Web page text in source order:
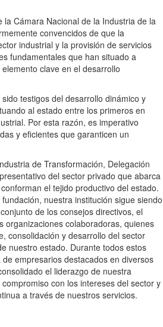
la Cámara Nacional de la Industria de la
convencidos de que la
industrial y la provisión de servicios
fundamentales que han situado a
clave en el desarrollo
testigos del desarrollo dinámico y
al estado entre los primeros en
Por esta razón, es imperativo
y eficientes que garanticen un
de Transformación, Delegación
del sector privado que abarca
el tejido productivo del estado.
nuestra institución sigue siendo
de los consejos directivos, el
organizaciones colaboradoras, quienes
consolidación y desarrollo del sector
nuestro estado. Durante todos estos
empresarios destacados en diversos
el liderazgo de nuestra
con los intereses del sector y
a través de nuestros servicios.